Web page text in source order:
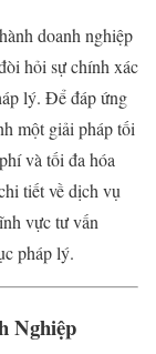
doanh nghiệp
hỏi sự chính xác
lý. Để đáp ứng
một giải pháp tối
và tối đa hóa
tiết về dịch vụ
vực tư vấn
pháp lý.
Nghiệp